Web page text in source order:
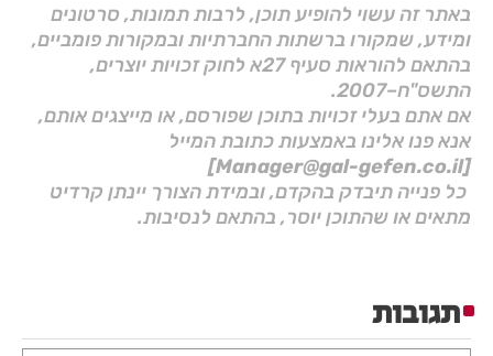
באתר זה עשוי להופיע תוכן, לרבות תמונות, סרטונים
ומידע, שמקורו ברשתות החברתיות ובמקורות פומביים,
בהתאם להוראות סעיף 27א לחוק זכויות יוצרים,
התשס"ח–2007.
אם אתם בעלי זכויות בתוכן שפורסם, או מייצגים אותם,
אנא פנו אלינו באמצעות כתובת המייל
[Manager@gal-gefen.co.il]
כל פנייה תיבדק בהקדם, ובמידת הצורך יינתן קרדיט
מתאים או שהתוכן יוסר, בהתאם לנסיבות.
תגובות